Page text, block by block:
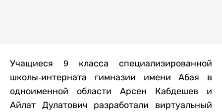
Учащиеся 9 класса специализированной
школы-интерната гимназии имени Абая в
одноименной области Арсен Кабдешев и
Айлат Дулатович разработали виртуальный